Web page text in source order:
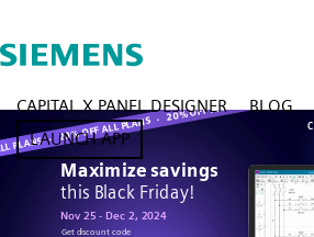
CAPITAL X PANEL DESIGNER BLOG
LAUNCH APP